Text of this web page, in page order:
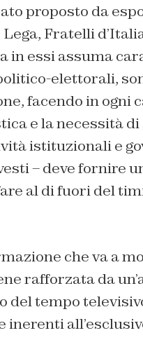
proposto da
Fratelli
in essi assuma
elettorali,
facendo in ogni
e la necessità
istituzionali e
– deve fornire
al di fuori del
che va a
rafforzata da
del tempo